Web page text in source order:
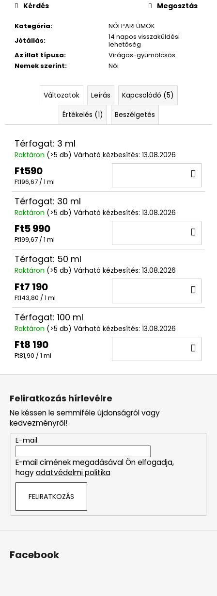
Kategória:
NŐI PARFÜMÖK
Jótállás:
14 napos visszaküldési
lehetőség
Az illat típusa:
Virágos-gyümölcsös
Nemek szerint: Női
Kérdés Megosztás
Változatok Leírás
Kapcsolódó (5)
Értékelés (1)
Beszélgetés
Térfogat: 3 ml
Raktáron (>5 db) Várható kézbesítés: 13.08.2026
Ft590
Egységár:
Ft196,67 / 1 ml
Térfogat: 30 ml
Raktáron (>5 db) Várható kézbesítés: 13.08.2026
Ft5 990
Egységár:
Ft199,67 / 1 ml
Térfogat: 50 ml
Raktáron (>5 db) Várható kézbesítés: 13.08.2026
Ft7 190
Egységár:
Ft143,80 / 1 ml
Térfogat: 100 ml
Raktáron (>5 db) Várható kézbesítés: 13.08.2026
Ft8 190
Egységár:
Ft81,90 / 1 ml
Feliratkozás hírlevélre
Ne késsen le semmiféle újdonságról vagy
kedvezményről!
E-mail
E-mail címének megadásával Ön elfogadja,
hogyadatvédelmi politika
FELIRATKOZÁS
Facebook